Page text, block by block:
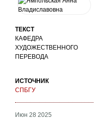
ТЕКСТ
КАФЕДРА
ХУДОЖЕСТВЕННОГО
ПЕРЕВОДА
ИСТОЧНИК
СПБГУ
Июн 28 2025